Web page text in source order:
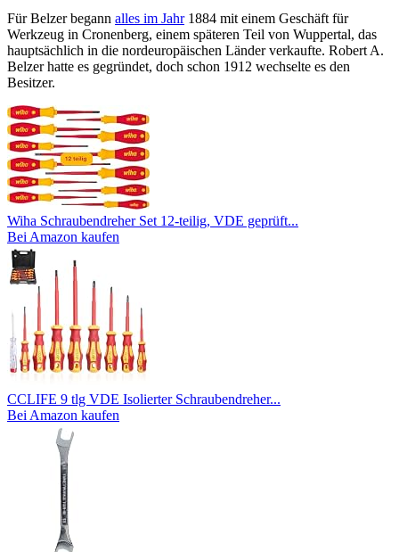
Für Belzer begann alles im Jahr1884 mit einem Geschäft für
Werkzeug in Cronenberg, einem späteren Teil von Wuppertal, das
hauptsächlich in die nordeuropäischen Länder verkaufte. Robert A.
Belzer hatte es gegründet, doch schon 1912 wechselte es den
Besitzer.
Wiha Schraubendreher Set 12-teilig, VDE geprüft...
Bei Amazon kaufen
CCLIFE 9 tlg VDE Isolierter Schraubendreher...
Bei Amazon kaufen